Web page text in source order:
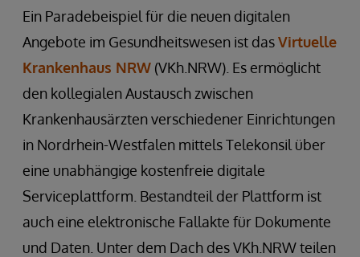
Ein Paradebeispiel für die neuen digitalen
Angebote im Gesundheitswesen ist dasVirtuelle
Krankenhaus NRW (VKh.NRW). Es ermöglicht
den kollegialen Austausch zwischen
Krankenhausärzten verschiedener Einrichtungen
in Nordrhein-Westfalen mittels Telekonsil über
eine unabhängige kostenfreie digitale
Serviceplattform. Bestandteil der Plattform ist
auch eine elektronische Fallakte für Dokumente
und Daten. Unter dem Dach des VKh.NRW teilen